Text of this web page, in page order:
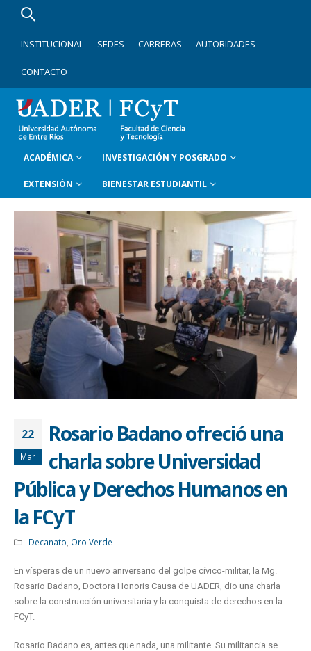
INSTITUCIONAL SEDES CARRERAS AUTORIDADES
CONTACTO
ACADÉMICA INVESTIGACIÓN Y POSGRADO
EXTENSIÓN BIENESTAR ESTUDIANTIL
22
Mar
Rosario Badano ofreció una
charla sobre Universidad
Pública y Derechos Humanos en
la FCyT
Decanato, Oro Verde
En vísperas de un nuevo aniversario del golpe cívico-militar, la Mg.
Rosario Badano, Doctora Honoris Causa de UADER, dio una charla
sobre la construcción universitaria y la conquista de derechos en la
FCyT.
Rosario Badano es, antes que nada, una militante. Su militancia se